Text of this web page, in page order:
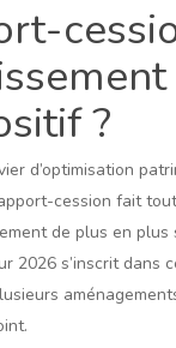
?
d’optimisation
cession fait
de plus en
2026 s’inscrit dans